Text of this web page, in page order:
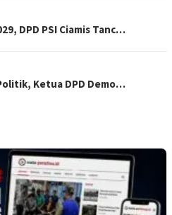
DPD PSI Ciamis Tanc…
Ketua DPD Demo…